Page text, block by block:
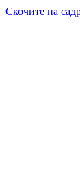
Скочите на